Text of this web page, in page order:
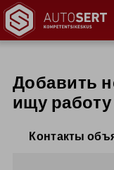
Добавить
ищу работу
Контакты